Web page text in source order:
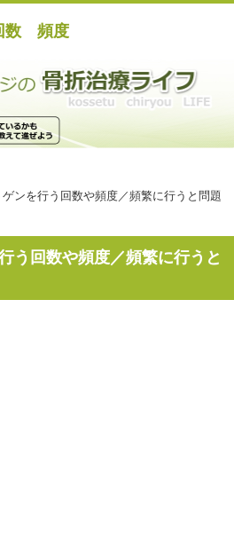
数 頻度
ゲンを行う回数や頻度／頻繁に行うと問題
う回数や頻度／頻繁に行うと